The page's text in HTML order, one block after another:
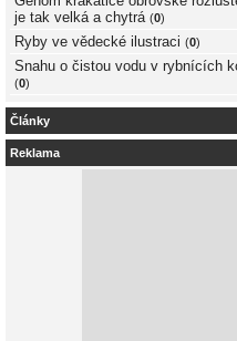
je tak velká a chytrá (0)
Ryby ve vědecké ilustraci (0)
Snahu o čistou vodu v rybnících
(0)
Články
Reklama